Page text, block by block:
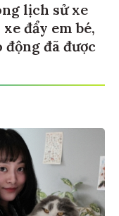
lịch sử xe
đẩy em bé,
đã được